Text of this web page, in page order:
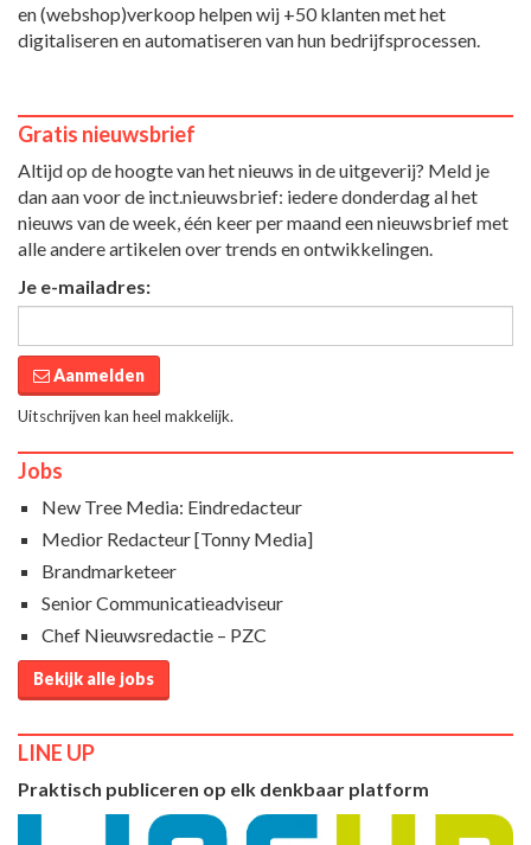
en (webshop)verkoop helpen wij +50 klanten met het
digitaliseren en automatiseren van hun bedrijfsprocessen.
Gratis nieuwsbrief
Altijd op de hoogte van het nieuws in de uitgeverij? Meld je
dan aan voor de inct.nieuwsbrief: iedere donderdag al het
nieuws van de week, één keer per maand een nieuwsbrief met
alle andere artikelen over trends en ontwikkelingen.
Je e-mailadres:
Aanmelden
Uitschrijven kan heel makkelijk.
Jobs
New Tree Media: Eindredacteur
Medior Redacteur [Tonny Media]
Brandmarketeer
Senior Communicatieadviseur
Chef Nieuwsredactie – PZC
Bekijk alle jobs
LINE UP
Praktisch publiceren op elk denkbaar platform